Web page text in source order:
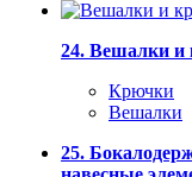
24. Вешалки и
Крючки
Вешалки
25.